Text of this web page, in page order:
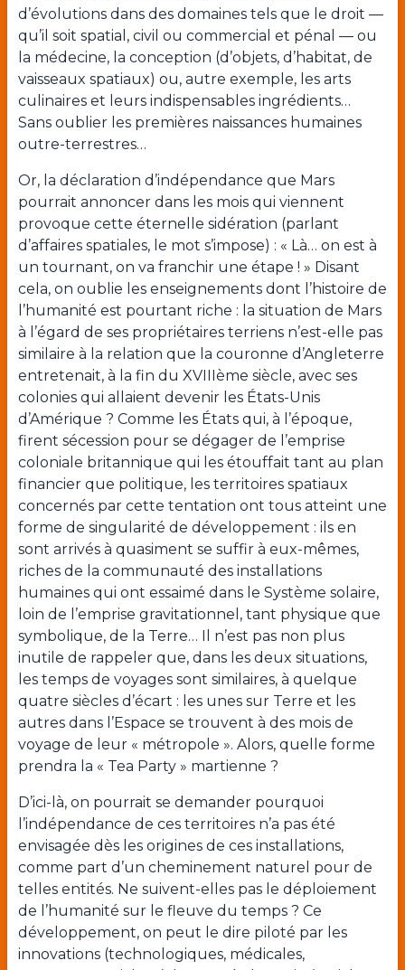
d’évolutions dans des domaines tels que le droit —
qu’il soit spatial, civil ou commercial et pénal — ou
la médecine, la conception (d’objets, d’habitat, de
vaisseaux spatiaux) ou, autre exemple, les arts
culinaires et leurs indispensables ingrédients…
Sans oublier les premières naissances humaines
outre-terrestres…
Or, la déclaration d’indépendance que Mars
pourrait annoncer dans les mois qui viennent
provoque cette éternelle sidération (parlant
d’affaires spatiales, le mot s’impose) : « Là… on est à
un tournant, on va franchir une étape ! » Disant
cela, on oublie les enseignements dont l’histoire de
l’humanité est pourtant riche : la situation de Mars
à l’égard de ses propriétaires terriens n’est-elle pas
similaire à la relation que la couronne d’Angleterre
entretenait, à la fin du XVIIIème siècle, avec ses
colonies qui allaient devenir les États-Unis
d’Amérique ? Comme les États qui, à l’époque,
firent sécession pour se dégager de l’emprise
coloniale britannique qui les étouffait tant au plan
financier que politique, les territoires spatiaux
concernés par cette tentation ont tous atteint une
forme de singularité de développement : ils en
sont arrivés à quasiment se suffir à eux-mêmes,
riches de la communauté des installations
humaines qui ont essaimé dans le Système solaire,
loin de l’emprise gravitationnel, tant physique que
symbolique, de la Terre… Il n’est pas non plus
inutile de rappeler que, dans les deux situations,
les temps de voyages sont similaires, à quelque
quatre siècles d’écart : les unes sur Terre et les
autres dans l’Espace se trouvent à des mois de
voyage de leur « métropole ». Alors, quelle forme
prendra la « Tea Party » martienne ?
D’ici-là, on pourrait se demander pourquoi
l’indépendance de ces territoires n’a pas été
envisagée dès les origines de ces installations,
comme part d’un cheminement naturel pour de
telles entités. Ne suivent-elles pas le déploiement
de l’humanité sur le fleuve du temps ? Ce
développement, on peut le dire piloté par les
innovations (technologiques, médicales,